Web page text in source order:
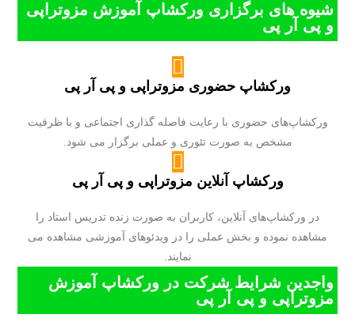
شیوه های برگزاری ورکشاپ آموزش مزوتراپی
و پی آر پی
ورکشاپ حضوری مزوتراپی و پی آر پی
ورکشاپ‌های حضوری با رعایت فاصله گذاری اجتماعی و با ظرفیت
مشخص به صورت تئوری و عملی برگزار می شود.
ورکشاپ آنلاین مزوتراپی و پی آر پی
در ورکشاپ‌های آنلاین، کاربران به صورت زنده تدریس استاد را
مشاهده نموده و بخش عملی را در ویدئوهای آموزشی مشاهده می
نمایند.
واجدین شرایط شرکت در ورکشاپ آموزش
مزوتراپی و پی آر پی